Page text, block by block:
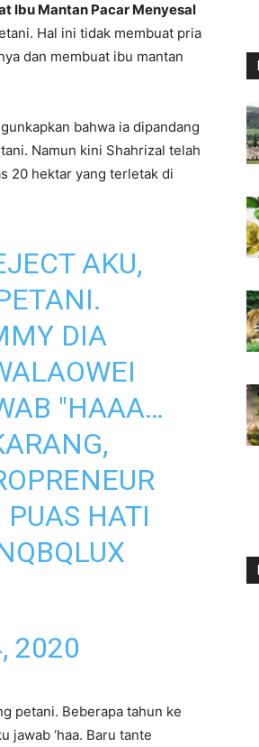
Ibu Mantan Pacar Menyesal
Hal ini tidak membuat pria
dan membuat ibu mantan
bahwa ia dipandang
Namun kini Shahrizal telah
20 hektar yang terletak di
AKU,
DIA
"HAAA…
HATI
2020
petani. Beberapa tahun ke
jawab ‘haa. Baru tante